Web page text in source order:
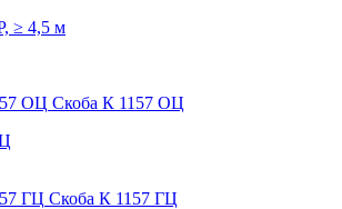
≥ 4,5 м
Скоба К 1157 ОЦ
Скоба К 1157 ГЦ